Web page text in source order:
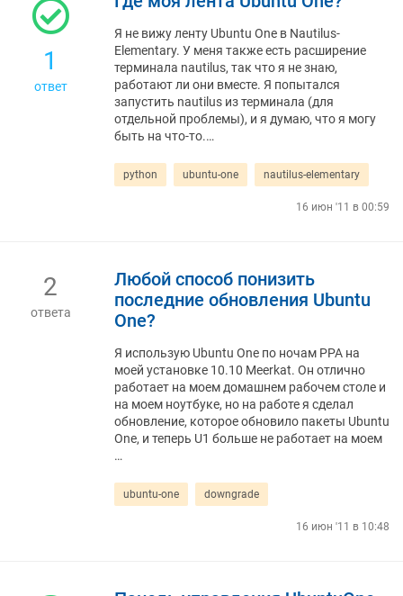
1
ответ
Я не вижу ленту Ubuntu One в Nautilus-
Elementary. У меня также есть расширение
терминала nautilus, так что я не знаю,
работают ли они вместе. Я попытался
запустить nautilus из терминала (для
отдельной проблемы), и я думаю, что я могу
быть на что-то.…
python ubuntu-one nautilus-elementary
16 июн '11 в 00:59
2
ответа
Любой способ понизить
последние обновления Ubuntu
One?
Я использую Ubuntu One по ночам PPA на
моей установке 10.10 Meerkat. Он отлично
работает на моем домашнем рабочем столе и
на моем ноутбуке, но на работе я сделал
обновление, которое обновило пакеты Ubuntu
One, и теперь U1 больше не работает на моем
…
ubuntu-one downgrade
16 июн '11 в 10:48